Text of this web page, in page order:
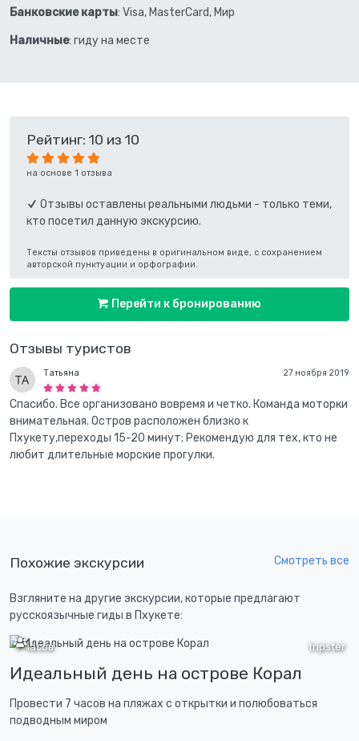
Банковские карты: Visa, MasterCard, Мир
Наличные: гиду на месте
Отзывы туристов
27 ноября 2019
Татьяна
Спасибо. Все организовано вовремя и четко. Команда моторки
внимательная. Остров расположен близко к
Пхукету,переходы 15-20 минут; Рекомендую для тех, кто не
любит длительные морские прогулки.
Рейтинг: 10 из 10
на основе 1 отзыва
Отзывы оставлены реальными людьми - только теми,
кто посетил данную экскурсию.
Тексты отзывов приведены в оригинальном виде, с сохранением
авторской пунктуации и орфографии.
Перейти к бронированию
Похожие экскурсии Смотреть все
Взгляните на другие экскурсии, которые предлагают
русскоязычные гиды в Пхукете:
tripster
7 часов
Идеальный день на острове Корал
Провести 7 часов на пляжах с открытки и полюбоваться
подводным миром